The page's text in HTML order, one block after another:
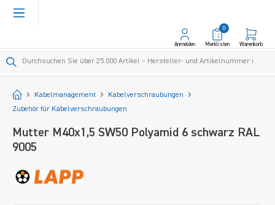
springen
Anmelden Merklisten
0
Warenkorb
Startseite
Kabelmanagement
Kabelverschraubungen
Zubehör für Kabelverschraubungen
Mutter M40x1,5 SW50 Polyamid 6 schwarz RAL
9005